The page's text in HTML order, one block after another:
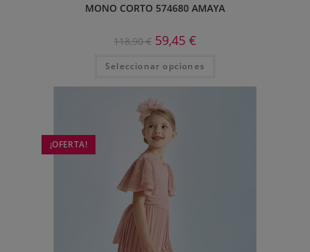
MONO CORTO 574680 AMAYA
118,90€ 59,45 €
Seleccionar opciones
¡OFERTA!